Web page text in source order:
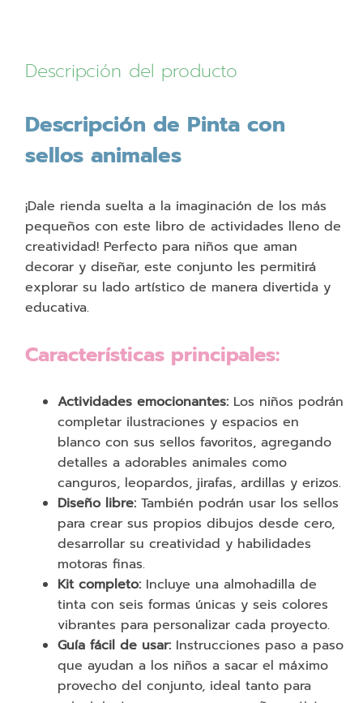
Descripción del producto
Descripción de Pinta con
sellos animales
¡Dale rienda suelta a la imaginación de los más
pequeños con este libro de actividades lleno de
creatividad! Perfecto para niños que aman
decorar y diseñar, este conjunto les permitirá
explorar su lado artístico de manera divertida y
educativa.
Características principales:
Actividades emocionantes: Los niños podrán
completar ilustraciones y espacios en
blanco con sus sellos favoritos, agregando
detalles a adorables animales como
canguros, leopardos, jirafas, ardillas y erizos.
Diseño libre: También podrán usar los sellos
para crear sus propios dibujos desde cero,
desarrollar su creatividad y habilidades
motoras finas.
Kit completo: Incluye una almohadilla de
tinta con seis formas únicas y seis colores
vibrantes para personalizar cada proyecto.
Guía fácil de usar: Instrucciones paso a paso
que ayudan a los niños a sacar el máximo
provecho del conjunto, ideal tanto para